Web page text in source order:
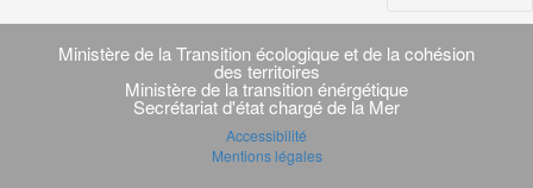
Navigation
transverse
Ministère de la Transition écologique et de la cohésion
des territoires
Ministère de la transition énérgétique
Secrétariat d'état chargé de la Mer
Accessibilité
Mentions légales